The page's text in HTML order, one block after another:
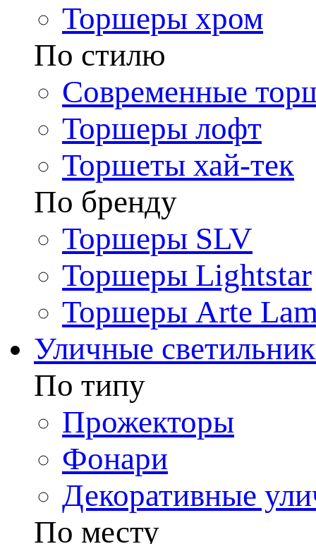
Торшеры хром
По стилю
Современные
Торшеры лофт
Торшеты хай-тек
По бренду
Торшеры SLV
Торшеры Lightstar
Торшеры Arte
Уличные
По типу
Прожекторы
Фонари
Декоративные
По месту